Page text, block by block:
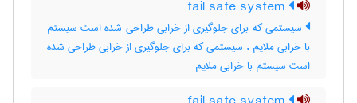
سیستمی که برای جلوگیری از خرابی طراحی شده است سیستم
با خرابی ملایم ، سیستمی که برای جلوگیری از خرابی طراحی شده
است سیستم با خرابی ملایم